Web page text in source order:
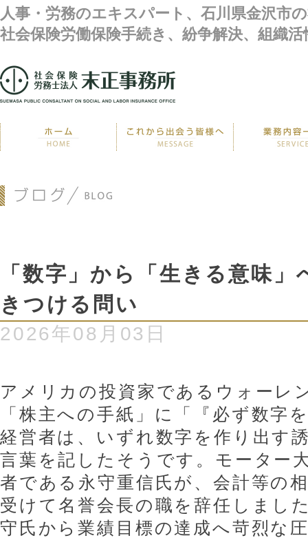
人事・労務のエキスパート、石川県金沢市
社会保険労働保険手続き、紛争解決、組織
「数字」から「生きる意味
きつける問い
2026年08月03日
アメリカの投資家であるウォーレ
「株主への手紙」に「『必ず数字
経営者は、いずれ数字を作り出す
言葉を記したそうです。モーター
者である永守重信氏が、会計等の
受けて名誉会長の職を辞任しまし
守氏から業績目標の達成へ苛烈な